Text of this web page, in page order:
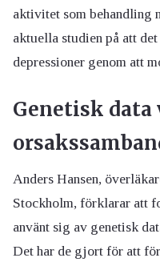
aktivitet som behandling
aktuella studien på att
depressioner genom att
Genetisk data
Anders Hansen,
Stockholm, förklarar att
använt sig av genetisk
Det har de gjort för att